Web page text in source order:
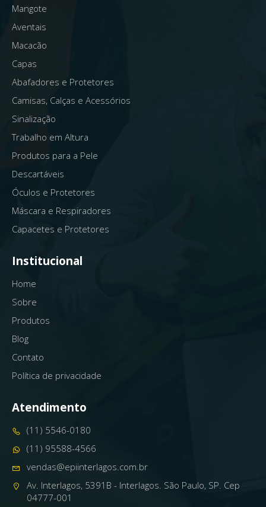
Mangote
Aventais
Macacão
Capas
Abafadores e Protetores
Camisas, Calças e Acessórios
Sinalização
Trabalho em Altura
Produtos para a Pele
Descartáveis
Óculos e Protetores
Máscara e Respiradores
Capacetes e Protetores
Institucional
Home
Sobre
Produtos
Blog
Contato
Política de privacidade
Atendimento
(11) 5546-0180
(11) 95588-4566
vendas@epiinterlagos.com.br
Av. Interlagos, 5391B - Interlagos. São Paulo, SP. Cep
04777-001